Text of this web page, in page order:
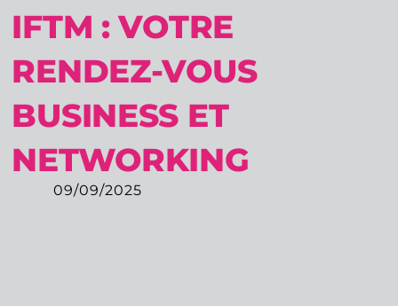
IFTM : VOTRE
RENDEZ-VOUS
BUSINESS ET
NETWORKING
09/09/2025